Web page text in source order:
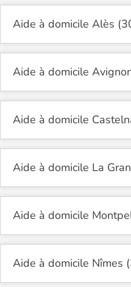
Aide à domicile Alès
Aide à domicile
Aide à domicile
Aide à domicile La
Aide à domicile
Aide à domicile Nîmes